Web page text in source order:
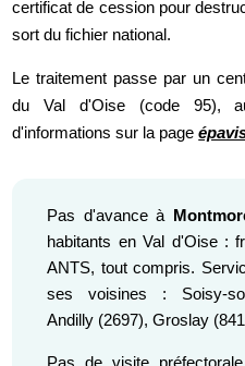
certificat de cession pour
sort du fichier national.
Le traitement passe par un
du Val d'Oise (code 95),
d'informations sur la page
Pas d'avance à
habitants en Val d'Oise :
ANTS, tout compris.
ses voisines : Soisy-
Andilly (2697), Groslay
Pas de visite